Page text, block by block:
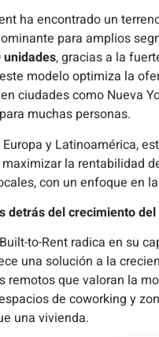
ha encontrado un
para amplios
, gracias a la
modelo optimiza la
ciudades como Nueva
muchas personas.
Europa y Latinoamérica,
la rentabilidad
con un enfoque en
detrás del crecimiento
to-Rent radica en su
una solución a la
remotos que valoran la
de coworking y
una vivienda.